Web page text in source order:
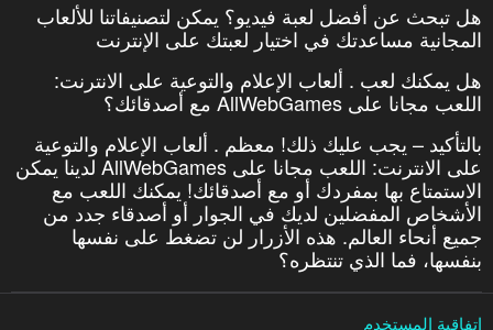
هل تبحث عن أفضل لعبة فيديو؟ يمكن لتصنيفاتنا للألعاب
المجانية مساعدتك في اختيار لعبتك على الإنترنت
هل يمكنك لعب . ألعاب الإعلام والتوعية على الانترنت:
اللعب مجانا على AllWebGames مع أصدقائك؟
بالتأكيد – يجب عليك ذلك! معظم . ألعاب الإعلام والتوعية
على الانترنت: اللعب مجانا على AllWebGames لدينا يمكن
الاستمتاع بها بمفردك أو مع أصدقائك! يمكنك اللعب مع
الأشخاص المفضلين لديك في الجوار أو أصدقاء جدد من
جميع أنحاء العالم. هذه الأزرار لن تضغط على نفسها
بنفسها، فما الذي تنتظره؟
اتفاقية المستخدم